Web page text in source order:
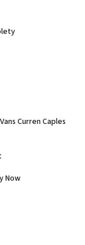
Curren Caples
Now